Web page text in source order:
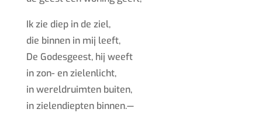
Ik zie diep in de ziel,
die binnen in mij leeft,
De Godesgeest, hij weeft
in zon- en zielenlicht,
in wereldruimten buiten,
in zielendiepten binnen.—